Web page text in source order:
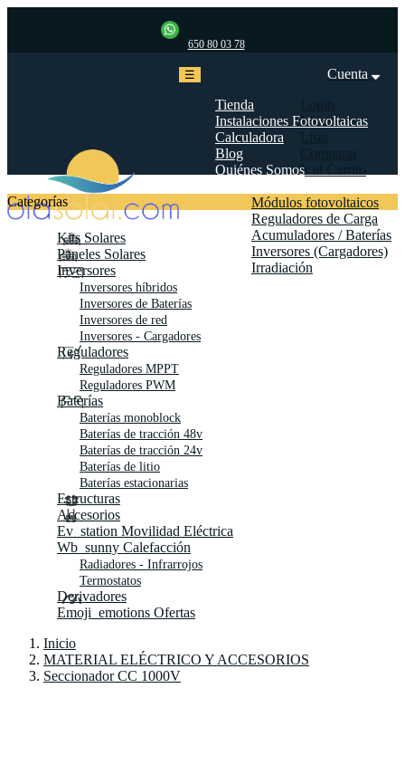
650 80 03 78
Cuenta
Mi cuenta
Ir al Carrito
Navegación
palanca
☰
Tienda
Instalaciones Fotovoltaicas
Calculadora
Blog
Quiénes Somos
Módulos fotovoltaicos
Reguladores de Carga
Acumuladores / Baterías
Inversores (Cargadores)
Irradiación
Categorías
Kits Solares
Paneles Solares
Inversores
Inversores híbridos
Inversores de Baterías
Inversores de red
Inversores - Cargadores
Reguladores
Reguladores MPPT
Reguladores PWM
Baterías
Baterías monoblock
Baterías de tracción 48v
Baterías de tracción 24v
Baterías de litio
Baterías estacionarias
Estructuras
Accesorios
Ev_station Movilidad Eléctrica
Wb_sunny Calefacción
Radiadores - Infrarrojos
Termostatos
Derivadores
Emoji_emotions Ofertas
Inicio
MATERIAL ELÉCTRICO Y ACCESORIOS
Seccionador CC 1000V